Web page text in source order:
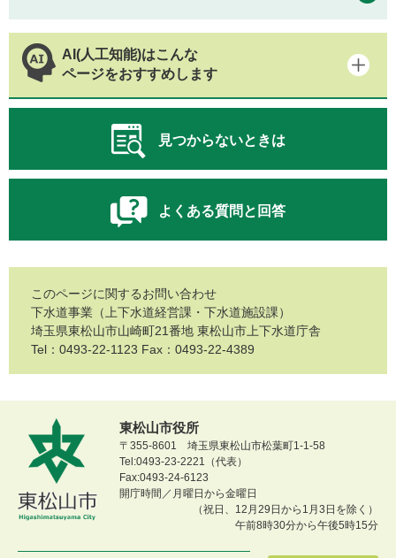
AI(人工知能)はこんな
ページをおすすめします
見つからないときは
よくある質問と回答
このページに関するお問い合わせ
下水道事業（上下水道経営課・下水道施設課）
埼玉県東松山市山崎町21番地 東松山市上下水道庁舎
Tel：0493-22-1123 Fax：0493-22-4389
東松山市役所
〒355-8601 埼玉県東松山市松葉町1-1-58
Tel:0493-23-2221（代表）
Fax:0493-24-6123
開庁時間／月曜日から金曜日
（祝日、12月29日から1月3日を除く）
午前8時30分から午後5時15分